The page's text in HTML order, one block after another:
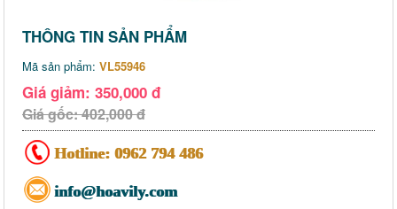
THÔNG TIN SẢN PHẨM
Mã sản phẩm: VL55946
Giá giảm: 350,000 đ
Giá gốc: 402,000 đ
Hotline: 0962 794 486
info@hoavily.com